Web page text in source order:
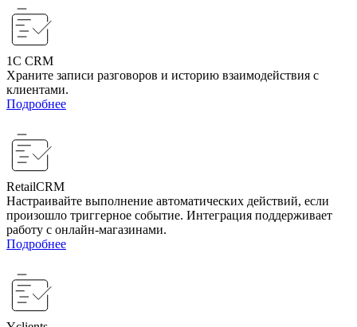
1C CRM
Храните записи разговоров и историю взаимодействия с
клиентами.
Подробнее
RetailCRM
Настраивайте выполнение автоматических действий, если
произошло триггерное событие. Интеграция поддерживает
работу с онлайн-магазинами.
Подробнее